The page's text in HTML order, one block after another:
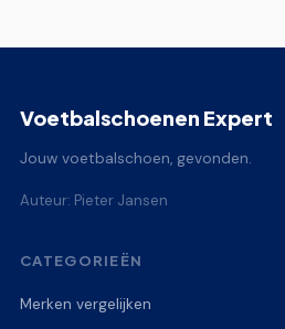
Voetbalschoenen Expert
Jouw voetbalschoen, gevonden.
Auteur: Pieter Jansen
CATEGORIEËN
Merken vergelijken